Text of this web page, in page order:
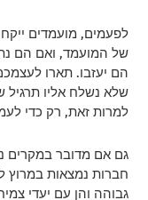
לפעמים, מועמדים
של המועמד, ואם הם
הם יעזבו. תארו
שלא נשלח אליו
למרות זאת, רק כדי
גם אם מדובר במקרים
חברות נמצאות במרוץ
גבוהה והן עם יעדי